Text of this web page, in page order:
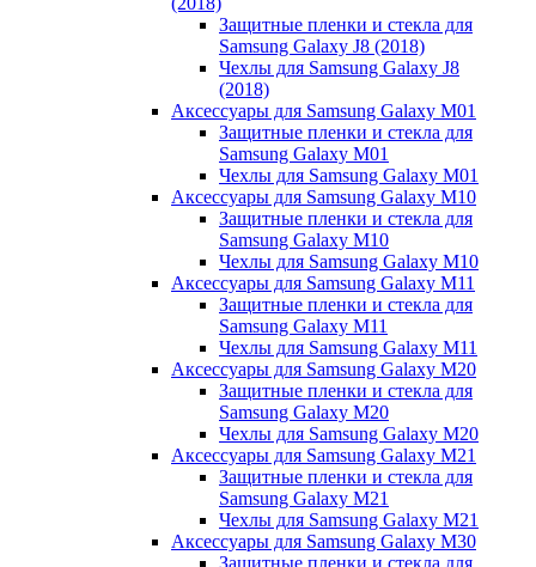
Защитные пленки и стекла для
Samsung Galaxy J8 (2018)
Чехлы для Samsung Galaxy J8
(2018)
Аксессуары для Samsung Galaxy M01
Защитные пленки и стекла для
Samsung Galaxy M01
Чехлы для Samsung Galaxy M01
Аксессуары для Samsung Galaxy M10
Защитные пленки и стекла для
Samsung Galaxy M10
Чехлы для Samsung Galaxy M10
Аксессуары для Samsung Galaxy M11
Защитные пленки и стекла для
Samsung Galaxy M11
Чехлы для Samsung Galaxy M11
Аксессуары для Samsung Galaxy M20
Защитные пленки и стекла для
Samsung Galaxy M20
Чехлы для Samsung Galaxy M20
Аксессуары для Samsung Galaxy M21
Защитные пленки и стекла для
Samsung Galaxy M21
Чехлы для Samsung Galaxy M21
Аксессуары для Samsung Galaxy M30
Защитные пленки и стекла для